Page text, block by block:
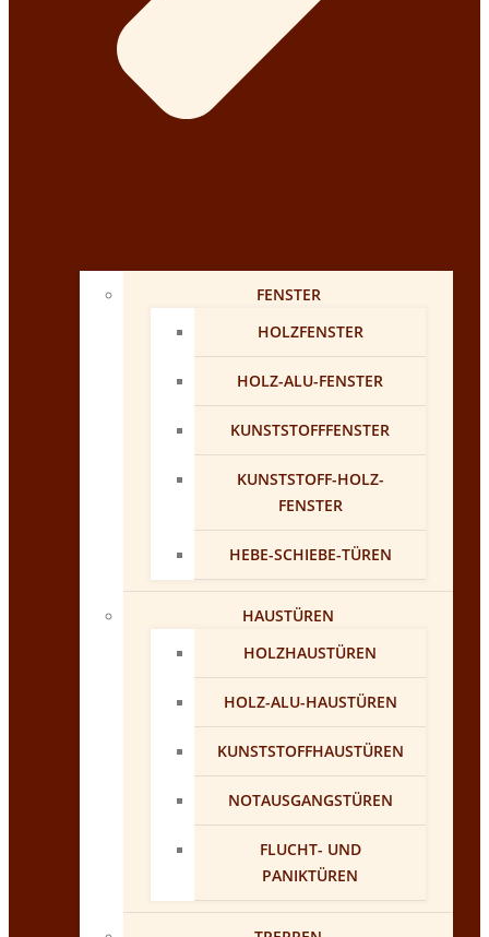
FENSTER
HOLZFENSTER
HOLZ-ALU-FENSTER
KUNSTSTOFFFENSTER
KUNSTSTOFF-HOLZ-
FENSTER
HEBE-SCHIEBE-TÜREN
HAUSTÜREN
HOLZHAUSTÜREN
HOLZ-ALU-HAUSTÜREN
KUNSTSTOFFHAUSTÜREN
NOTAUSGANGSTÜREN
FLUCHT- UND
PANIKTÜREN